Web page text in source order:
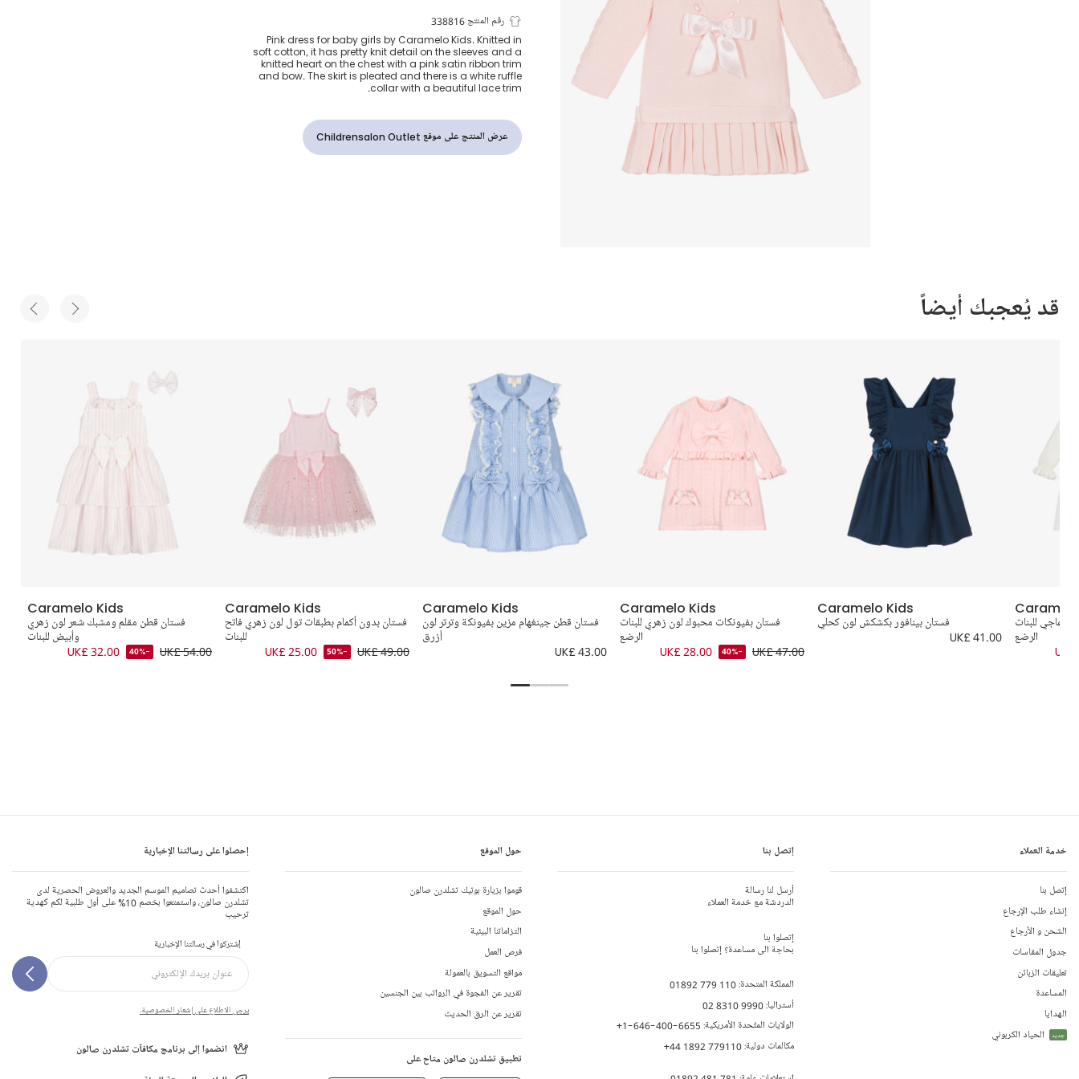
فستان قطن محبوك لون
زهري وأبيض للمولودات
رقم المنتج 338816
Pink dress for baby girls by Caramelo Kids. Knitted in
soft cotton, it has pretty knit detail on the sleeves and a
knitted heart on the chest with a pink satin ribbon trim
and bow. The skirt is pleated and there is a white ruffle
collar with a beautiful lace trim.
عرض المنتج على موقع Childrensalon Outlet
قد يُعجبك أيضاً
Caramelo Kids
فستان قطن مقلم ومشبك شعر لون زهري
وأبيض للبنات
UK£ 54.00
-40%
UK£ 32.00
Caramelo Kids
فستان بدون أكمام بطبقات تول لون زهري فاتح
للبنات
UK£ 49.00
-50%
UK£ 25.00
Caramelo Kids
فستان قطن جينغهام مزين بفيونكة وترتر لون
أزرق
UK£ 43.00
Caramelo Kids
فستان بفيونكات محبوك لون زهري للبنات
الرضع
UK£ 47.00
-40%
UK£ 28.00
Caramelo Kids
فستان بينافور بكشكش لون كحلي
UK£ 41.00
عاجي للبنات
الرضع
خدمة العملاء
إتصل بنا
إنشاء طلب الإرجاع
الشحن و الأرجاع
جدول المقاسات
تعليقات الزبائن
المساعدة
الهدايا
جديد الحياد الكربوني
إتصل بنا
أرسل لنا رسالة
الدردشة مع خدمة العملاء
إتصلوا بنا
بحاجة الى مساعدة؟ إتصلوا بنا
المملكة المتحدة:01892 779 110
أستراليا:02 8310 9990
الولايات المتّحدة الأمريكية: +1-646-400-6655
مكالمات دولية:+44 1892 779110
حول الموقع
قوموا بزيارة بوتيك تشلدرن صالون
حول الموقع
التزاماتنا البيئية
فرص العمل
مواقع التسويق بالعمولة
تقرير عن الفجوة في الرواتب بين الجنسين
تقرير عن الرق الحديث
تطبيق تشلدرن صالون متاح على
إحصلوا على رسالتنا الإخبارية
اكتشفوا أحدث تصاميم الموسم الجديد والعروض الحصرية لدى
تشلدرن صالون، واستمتعوا بخصم 10% على أول طلبية لكم كهدية
ترحيب
إشتركوا في رسالتنا الإخبارية
يرجى الاطلاع على إشعار الخصوصية.
انضموا إلى برنامج مكافآت تشلدرن صالون